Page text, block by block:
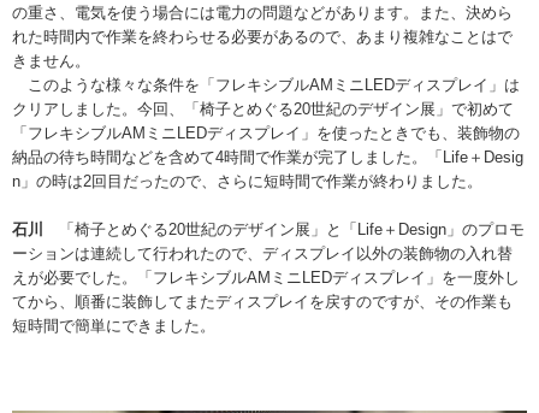
の重さ、電気を使う場合には電力の問題などがあります。また、決めら
れた時間内で作業を終わらせる必要があるので、あまり複雑なことはで
きません。
このような様々な条件を「フレキシブルAMミニLEDディスプレイ」は
クリアしました。今回、「椅子とめぐる20世紀のデザイン展」で初めて
「フレキシブルAMミニLEDディスプレイ」を使ったときでも、装飾物の
納品の待ち時間などを含めて4時間で作業が完了しました。「Life＋Desig
n」の時は2回目だったので、さらに短時間で作業が終わりました。
石川
「椅子とめぐる20世紀のデザイン展」と「Life＋Design」のプロモ
ーションは連続して行われたので、ディスプレイ以外の装飾物の入れ替
えが必要でした。「フレキシブルAMミニLEDディスプレイ」を一度外し
てから、順番に装飾してまたディスプレイを戻すのですが、その作業も
短時間で簡単にできました。